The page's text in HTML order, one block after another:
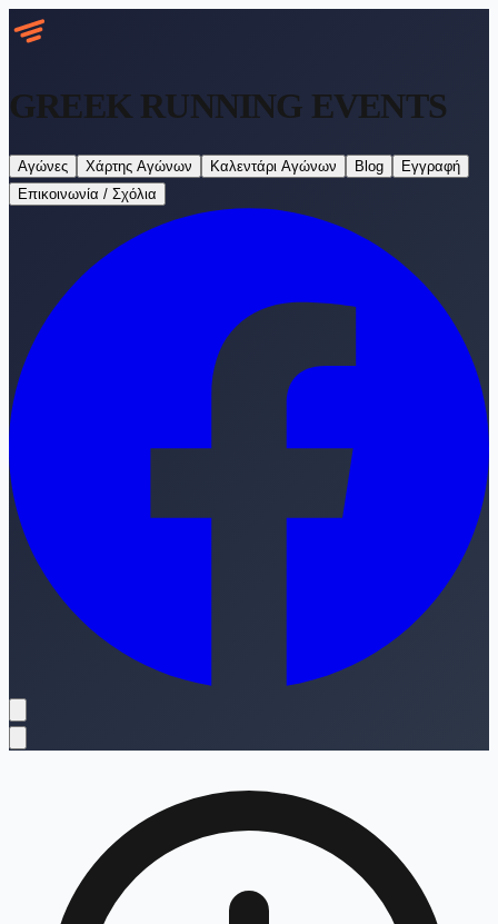
GREEK RUNNING EVENTS
Αγώνες Χάρτης Αγώνων Καλεντάρι Αγώνων Blog
Εγγραφή
Επικοινωνία / Σχόλια